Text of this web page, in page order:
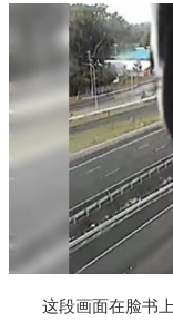
这段画面在脸书